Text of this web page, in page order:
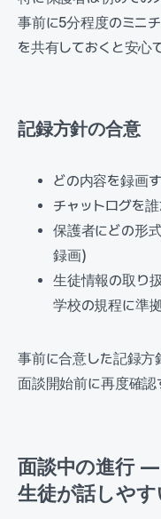
事前に5分程度のミニ
を共有しておくと安心
記録方針の合意
どの内容を録画
チャットログを
保護者にどの形
録画)
生徒情報の取り
学校の規程に準
事前に合意した記録方
面談開始前に再度確認
面談中の進行 —
生徒が話しや